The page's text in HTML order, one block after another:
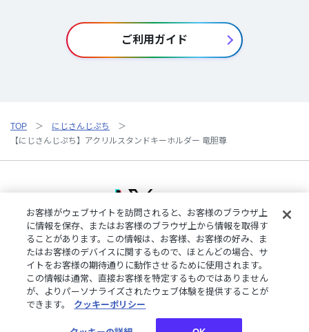
ご利用ガイド
TOP
にじさんじぷち
【にじさんじぷち】アクリルスタンドキーホルダー 竜胆尊
ご利用規約プライバシーポリシー
特定商取引法に基づく表記
ご利用ガイドよくある質問お問い合わせにじさんじ公式サイト
クッキーの詳細
お客様がウェブサイトを訪問されると、お客様のブラウザ上
に情報を保存、またはお客様のブラウザ上から情報を取得す
ることがあります。この情報は、お客様、お客様の好み、ま
たはお客様のデバイスに関するもので、ほとんどの場合、サ
イトをお客様の期待通りに動作させるために使用されます。
この情報は通常、直接お客様を特定するものではありません
が、よりパーソナライズされたウェブ体験を提供することが
できます。
クッキーポリシー